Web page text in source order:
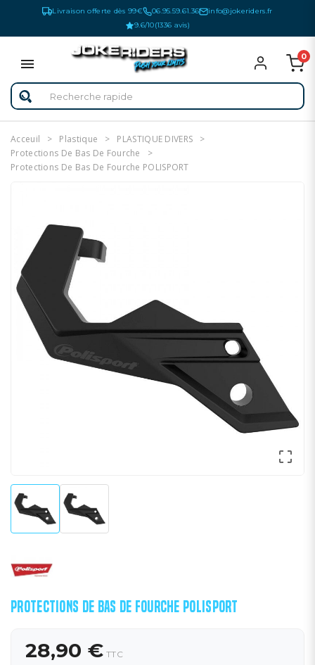
Livraison offerte dès 99€ 06.95.59.61.36
info@jokeriders.fr
9.6/10(1336 avis)
0
Acceuil Plastique
PLASTIQUE DIVERS
Protections De Bas De Fourche
Protections De Bas De Fourche POLISPORT

PROTECTIONS DE BAS DE FOURCHE POLISPORT
28,90 € TTC